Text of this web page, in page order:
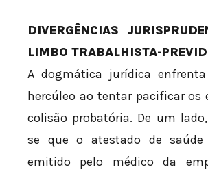
DIVERGÊNCIAS
LIMBO TRABALHISTA-
A dogmática jurídica
hercúleo ao tentar pacificar os
colisão probatória. De um
se que o atestado de saúde
emitido pelo médico da